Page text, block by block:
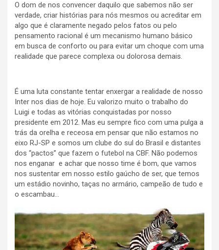
O dom de nos convencer daquilo que sabemos não ser
verdade, criar histórias para nós mesmos ou acreditar em
algo que é claramente negado pelos fatos ou pelo
pensamento racional é um mecanismo humano básico
em busca de conforto ou para evitar um choque com uma
realidade que parece complexa ou dolorosa demais.
É uma luta constante tentar enxergar a realidade de nosso
Inter nos dias de hoje. Eu valorizo muito o trabalho do
Luigi e todas as vitórias conquistadas por nosso
presidente em 2012. Mas eu sempre fico com uma pulga a
trás da orelha e receosa em pensar que não estamos no
eixo RJ-SP e somos um clube do sul do Brasil e distantes
dos “pactos” que fazem o futebol na CBF. Não podemos
nos enganar e achar que nosso time é bom, que vamos
nos sustentar em nosso estilo gaúcho de ser, que temos
um estádio novinho, taças no armário, campeão de tudo e
o escambau…